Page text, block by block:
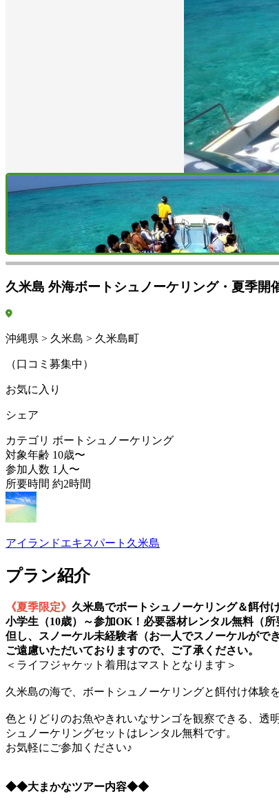
久米島 外海ボートシュノーケリング・夏季開
沖縄県 > 久米島 > 久米島町
（口コミ募集中）
お気に入り
シェア
カテゴリ ボートシュノーケリング
対象年齢 10歳〜
参加人数 1人〜
所要時間 約2時間
アイランドエキスパート久米島
プラン紹介
《夏季限定》 久米島でボートシュノーケリング＆餌付
小学生（10歳）～参加OK！必要器材レンタル無料（所
但し、スノーケル未経験者（お一人でスノーケルがで
ご遠慮いただいておりますので、ご了承ください。
＜ライフジャケット着用はマストとなります＞
久米島の海で、ボートシュノーケリングと餌付け体験
色とりどりのお魚やきれいなサンゴを観察できる、透
シュノーケリングセットはレンタル無料です。
お気軽にご参加ください♪
◆◆大まかなツアー内容◆◆